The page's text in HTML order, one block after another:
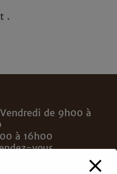
.
de 9h00 à
à 16h00
vous